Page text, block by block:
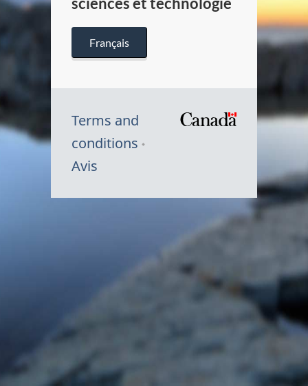
Français
Terms and
conditions
Avis
du